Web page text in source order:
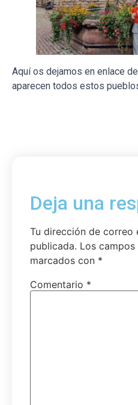
Aquí os dejamos en enlace de
aparecen todos estos
Deja una
Tu dirección de correo
publicada. Los
marcados con *
Comentario *